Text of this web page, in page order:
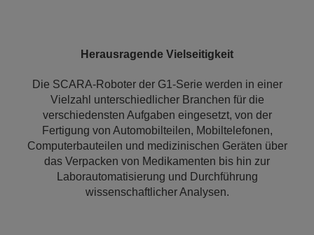
Herausragende Vielseitigkeit
Die SCARA-Roboter der G1-Serie werden in einer
Vielzahl unterschiedlicher Branchen für die
verschiedensten Aufgaben eingesetzt, von der
Fertigung von Automobilteilen, Mobiltelefonen,
Computerbauteilen und medizinischen Geräten über
das Verpacken von Medikamenten bis hin zur
Laborautomatisierung und Durchführung
wissenschaftlicher Analysen.